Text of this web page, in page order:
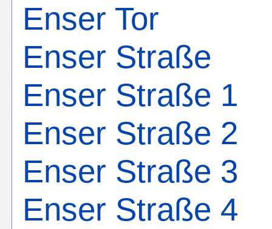
Enser Tor
Enser Straße
Enser Straße 1
Enser Straße 2
Enser Straße 3
Enser Straße 4